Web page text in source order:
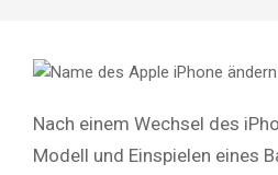
Nach einem Wechsel des
Modell und Einspielen eines